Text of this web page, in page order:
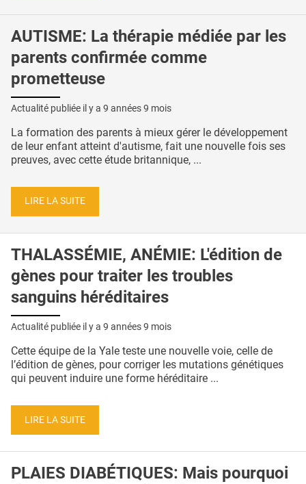
AUTISME: La thérapie médiée par les
parents confirmée comme
prometteuse
Actualité publiée il y a 9 années 9 mois
La formation des parents à mieux gérer le développement
de leur enfant atteint d'autisme, fait une nouvelle fois ses
preuves, avec cette étude britannique, ...
LIRE LA SUITE
THALASSÉMIE, ANÉMIE: L'édition de
gènes pour traiter les troubles
sanguins héréditaires
Actualité publiée il y a 9 années 9 mois
Cette équipe de la Yale teste une nouvelle voie, celle de
l’édition de gènes, pour corriger les mutations génétiques
qui peuvent induire une forme héréditaire ...
LIRE LA SUITE
PLAIES DIABÉTIQUES: Mais pourquoi